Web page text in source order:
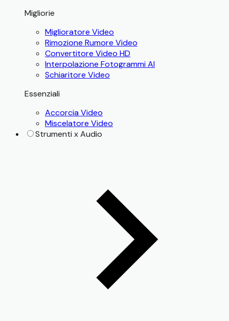
Migliorie
Miglioratore Video
Rimozione Rumore Video
Convertitore Video HD
Interpolazione Fotogrammi AI
Schiaritore Video
Essenziali
Accorcia Video
Miscelatore Video
Strumenti x Audio